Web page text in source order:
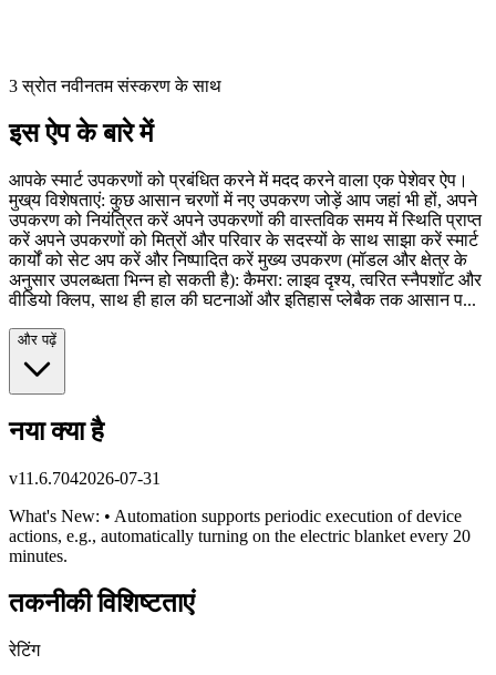
3 स्रोत नवीनतम संस्करण के साथ
इस ऐप के बारे में
आपके स्मार्ट उपकरणों को प्रबंधित करने में मदद करने वाला एक पेशेवर ऐप।
मुख्य विशेषताएं: कुछ आसान चरणों में नए उपकरण जोड़ें आप जहां भी हों, अपने
उपकरण को नियंत्रित करें अपने उपकरणों की वास्तविक समय में स्थिति प्राप्त
करें अपने उपकरणों को मित्रों और परिवार के सदस्यों के साथ साझा करें स्मार्ट
कार्यों को सेट अप करें और निष्पादित करें मुख्य उपकरण (मॉडल और क्षेत्र के
अनुसार उपलब्धता भिन्न हो सकती है): कैमरा: लाइव दृश्य, त्वरित स्नैपशॉट और
वीडियो क्लिप, साथ ही हाल की घटनाओं और इतिहास प्लेबैक तक आसान प...
और पढ़ें
नया क्या है
v11.6.7042026-07-31
What's New: • Automation supports periodic execution of device
actions, e.g., automatically turning on the electric blanket every 20
minutes.
तकनीकी विशिष्टताएं
रेटिंग